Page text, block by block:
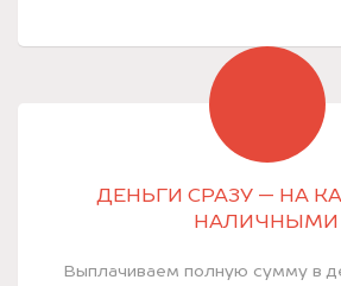
ДЕНЬГИ СРАЗУ — НА
НАЛИЧНЫМИ
Выплачиваем полную сумму в